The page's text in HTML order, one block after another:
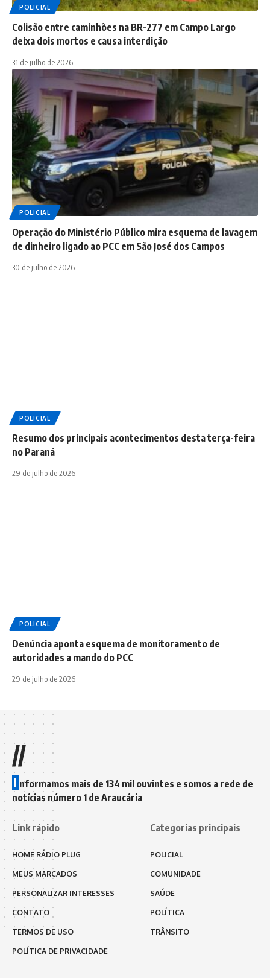
POLICIAL
Colisão entre caminhões na BR-277 em Campo Largo
deixa dois mortos e causa interdição
31 de julho de 2026
POLICIAL
Operação do Ministério Público mira esquema de lavagem
de dinheiro ligado ao PCC em São José dos Campos
30 de julho de 2026
POLICIAL
Resumo dos principais acontecimentos desta terça-feira
no Paraná
29 de julho de 2026
POLICIAL
Denúncia aponta esquema de monitoramento de
autoridades a mando do PCC
29 de julho de 2026
//
I nformamos mais de 134 mil ouvintes e somos a rede de
notícias número 1 de Araucária
Link rápido
HOME RÁDIO PLUG
MEUS MARCADOS
PERSONALIZAR INTERESSES
CONTATO
TERMOS DE USO
POLÍTICA DE PRIVACIDADE
Categorias principais
POLICIAL
COMUNIDADE
SAÚDE
POLÍTICA
TRÂNSITO